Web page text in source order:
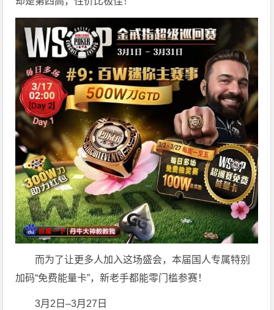
而为了让更多人加入这场盛会，本届国人专属特别
加码“免费能量卡”，新老手都能零门槛参赛！
3月2日–3月27日